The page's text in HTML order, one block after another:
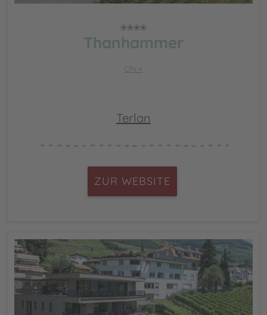
Thanhammer
CIN +
Terlan
ZUR WEBSITE